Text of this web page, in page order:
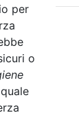
per
o